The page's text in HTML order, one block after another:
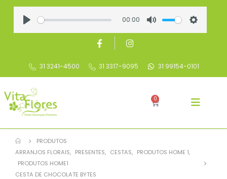
00:00
31 3241-4500 31 3317-9095 31 99154-0101
0
PRODUTOS
ARRANJOS FLORAIS, PRESENTES, CESTAS, PRODUTOS HOME 1,
PRODUTOS HOME1
CESTA DE CHOCOLATE BYTES